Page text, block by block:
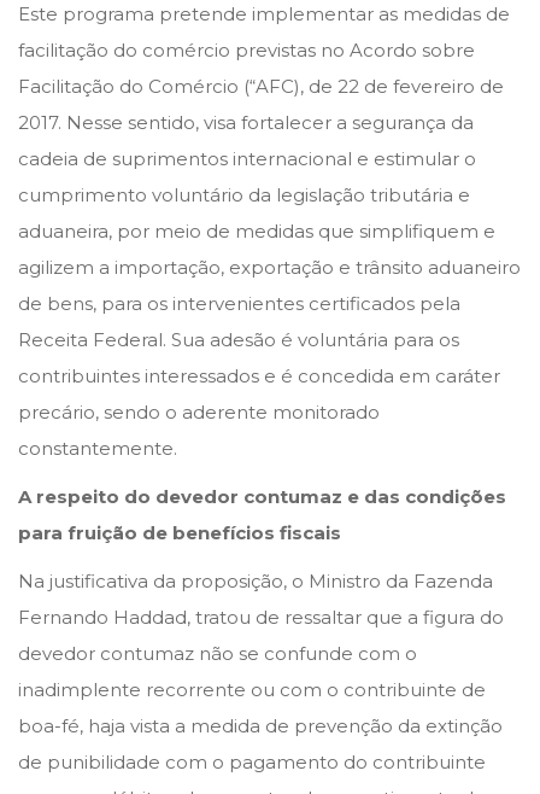
Este programa pretende implementar as medidas de
facilitação do comércio previstas no Acordo sobre
Facilitação do Comércio (“AFC), de 22 de fevereiro de
2017. Nesse sentido, visa fortalecer a segurança da
cadeia de suprimentos internacional e estimular o
cumprimento voluntário da legislação tributária e
aduaneira, por meio de medidas que simplifiquem e
agilizem a importação, exportação e trânsito aduaneiro
de bens, para os intervenientes certificados pela
Receita Federal. Sua adesão é voluntária para os
contribuintes interessados e é concedida em caráter
precário, sendo o aderente monitorado
constantemente.
A respeito do devedor contumaz e das condições
para fruição de benefícios fiscais
Na justificativa da proposição, o Ministro da Fazenda
Fernando Haddad, tratou de ressaltar que a figura do
devedor contumaz não se confunde com o
inadimplente recorrente ou com o contribuinte de
boa-fé, haja vista a medida de prevenção da extinção
de punibilidade com o pagamento do contribuinte